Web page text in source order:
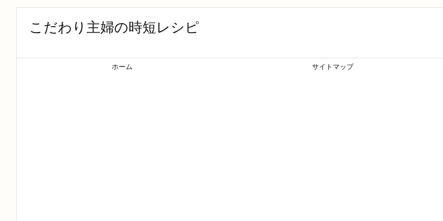
こだわり主婦の時短レシピ
ホーム サイトマップ